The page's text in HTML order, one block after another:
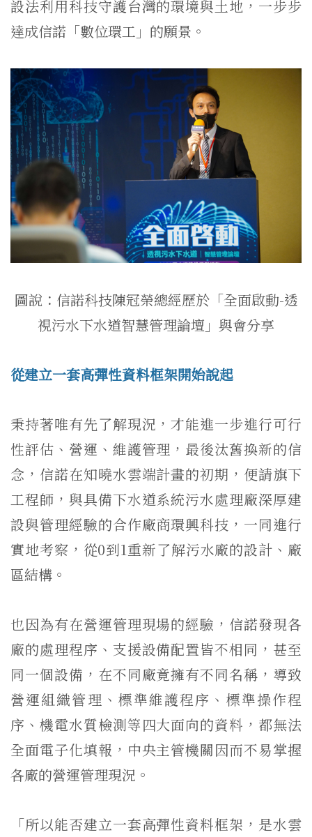
設法利用科技守護台灣的環境與土地，一步步
達成信諾「數位環工」的願景。
圖說：信諾科技陳冠榮總經歷於「全面啟動-透
視污水下水道智慧管理論壇」與會分享
從建立一套高彈性資料框架開始說起
秉持著唯有先了解現況，才能進一步進行可行
性評估、營運、維護管理，最後汰舊換新的信
念，信諾在知曉水雲端計畫的初期，便請旗下
工程師，與具備下水道系統污水處理廠深厚建
設與管理經驗的合作廠商環興科技，一同進行
實地考察，從0到1重新了解污水廠的設計、廠
區結構。
也因為有在營運管理現場的經驗，信諾發現各
廠的處理程序、支援設備配置皆不相同，甚至
同一個設備，在不同廠竟擁有不同名稱，導致
營運組織管理、標準維護程序、標準操作程
序、機電水質檢測等四大面向的資料，都無法
全面電子化填報，中央主管機關因而不易掌握
各廠的營運管理現況。
「所以能否建立一套高彈性資料框架，是水雲